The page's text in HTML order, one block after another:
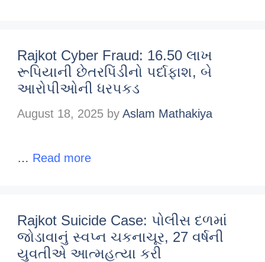
Rajkot Cyber Fraud: 16.50 લાખ
રૂપિયાની છેતરપિંડીનો પર્દાફાશ, બે
આરોપીઓની ધરપકડ
August 18, 2025 by Aslam Mathakiya
… Read more
Rajkot Suicide Case: પોલીસ દળમાં
જોડાવાનું સ્વપ્ન ચકનાચૂર, 27 વર્ષની
યુવતીએ આત્મહત્યા કરી